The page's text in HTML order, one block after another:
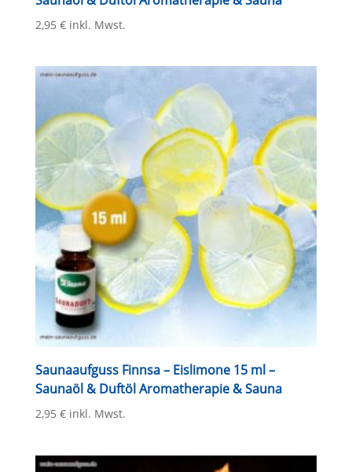
2,95 € inkl. Mwst.
Saunaaufguss Finnsa – Eislimone 15 ml –
Saunaöl & Duftöl Aromatherapie & Sauna
2,95 € inkl. Mwst.